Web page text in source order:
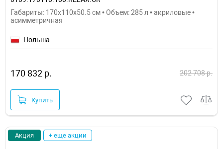
Габариты: 170x110x50.5 см • Объем: 285 л • акриловые •
асимметричная
Польша
170 832 р. 202 708 р.
Купить
Акция + еще акции